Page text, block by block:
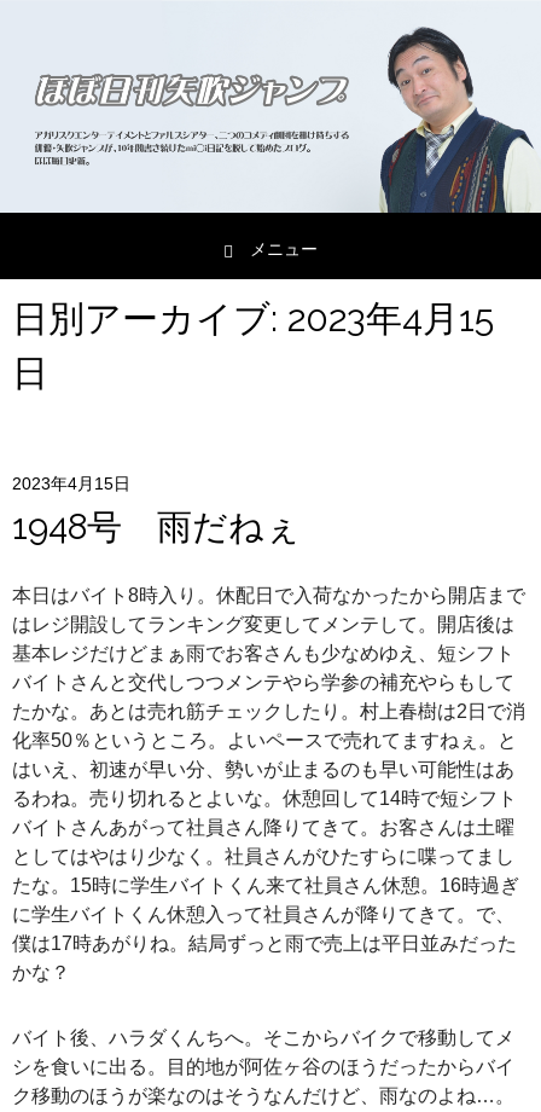
メニュー
日別アーカイブ: 2023年4月15
日
2023年4月15日
1948号 雨だねぇ
本日はバイト8時入り。休配日で入荷なかったから開店まで
はレジ開設してランキング変更してメンテして。開店後は
基本レジだけどまぁ雨でお客さんも少なめゆえ、短シフト
バイトさんと交代しつつメンテやら学参の補充やらもして
たかな。あとは売れ筋チェックしたり。村上春樹は2日で消
化率50％というところ。よいペースで売れてますねぇ。と
はいえ、初速が早い分、勢いが止まるのも早い可能性はあ
るわね。売り切れるとよいな。休憩回して14時で短シフト
バイトさんあがって社員さん降りてきて。お客さんは土曜
としてはやはり少なく。社員さんがひたすらに喋ってまし
たな。15時に学生バイトくん来て社員さん休憩。16時過ぎ
に学生バイトくん休憩入って社員さんが降りてきて。で、
僕は17時あがりね。結局ずっと雨で売上は平日並みだった
かな？
バイト後、ハラダくんちへ。そこからバイクで移動してメ
シを食いに出る。目的地が阿佐ヶ谷のほうだったからバイ
ク移動のほうが楽なのはそうなんだけど、雨なのよね…。